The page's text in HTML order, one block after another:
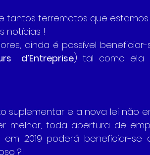
tantos terremotos que
notícias !
ainda é possível beneficiar-
d’Entreprise) tal como ela
suplementar e a nova lei não
melhor, toda abertura de
2019 poderá beneficiar-
?!